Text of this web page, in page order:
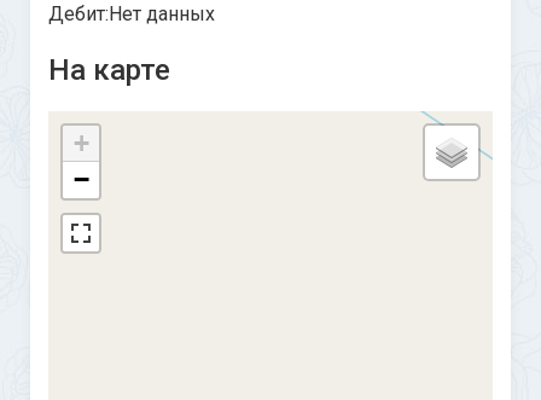
Дебит:Нет данных
На карте
+
−